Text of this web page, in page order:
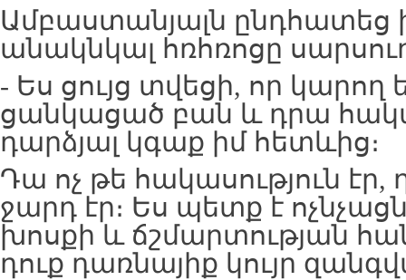
Ամբաստանյալն ընդհատեց
անակնկալ հռհռոցը
- Ես ցույց տվեցի, որ կարող
ցանկացած բան և դրա
դարձյալ կգաք իմ հետևից։
Դա ոչ թե հակասություն
ջարդ էր։ Ես պետք է
խոսքի և ճշմարտության
դուք դառնայիք կույր